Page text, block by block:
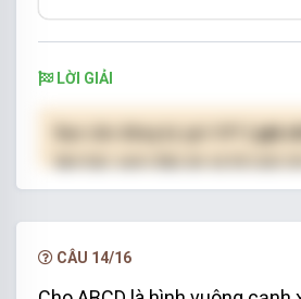
LỜI GIẢI
( giá
làm bài, xem đáp án và lời giải
hạn.
CÂU 14/16